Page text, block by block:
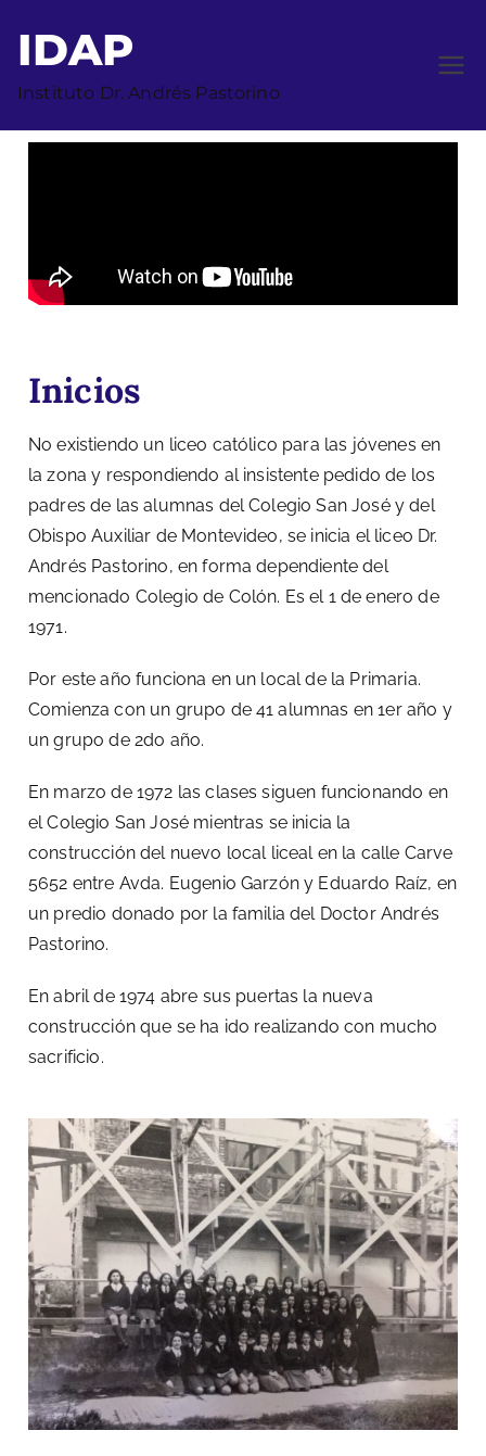
IDAP
Instituto Dr. Andrés Pastorino
Inicios
No existiendo un liceo católico para las jóvenes en
la zona y respondiendo al insistente pedido de los
padres de las alumnas del Colegio San José y del
Obispo Auxiliar de Montevideo, se inicia el liceo Dr.
Andrés Pastorino, en forma dependiente del
mencionado Colegio de Colón. Es el 1 de enero de
1971.
Por este año funciona en un local de la Primaria.
Comienza con un grupo de 41 alumnas en 1er año y
un grupo de 2do año.
En marzo de 1972 las clases siguen funcionando en
el Colegio San José mientras se inicia la
construcción del nuevo local liceal en la calle Carve
5652 entre Avda. Eugenio Garzón y Eduardo Raíz, en
un predio donado por la familia del Doctor Andrés
Pastorino.
En abril de 1974 abre sus puertas la nueva
construcción que se ha ido realizando con mucho
sacrificio.